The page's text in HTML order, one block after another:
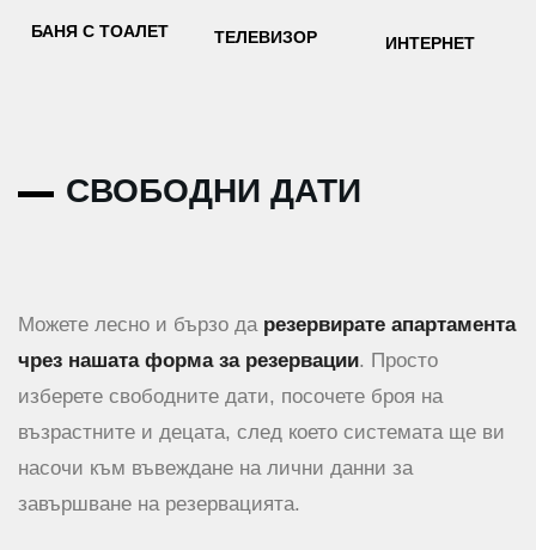
БАНЯ С ТОАЛЕТ ТЕЛЕВИЗОР ИНТЕРНЕТ
СВОБОДНИ ДАТИ
Можете лесно и бързо да резервирате апартамента
чрез нашата форма за резервации. Просто
изберете свободните дати, посочете броя на
възрастните и децата, след което системата ще ви
насочи към въвеждане на лични данни за
завършване на резервацията.